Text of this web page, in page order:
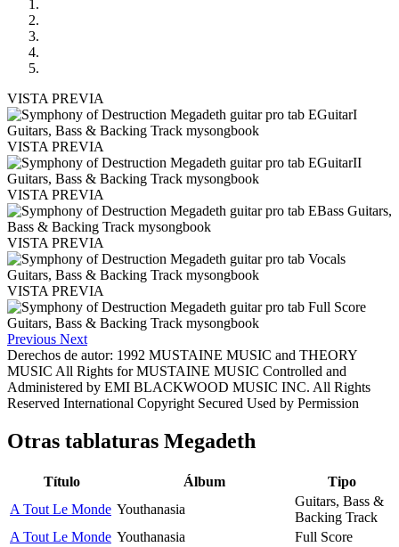
VISTA PREVIA
VISTA PREVIA
VISTA PREVIA
VISTA PREVIA
VISTA PREVIA
Previous Next
Derechos de autor: 1992 MUSTAINE MUSIC and THEORY
MUSIC All Rights for MUSTAINE MUSIC Controlled and
Administered by EMI BLACKWOOD MUSIC INC. All Rights
Reserved International Copyright Secured Used by Permission
Otras tablaturas Megadeth
Título Álbum
Tipo
A Tout Le Monde Youthanasia
Guitars, Bass &
Backing Track
A Tout Le Monde Youthanasia
Full Score